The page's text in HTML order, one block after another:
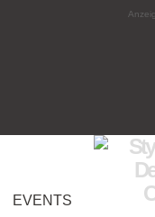
EVENTS